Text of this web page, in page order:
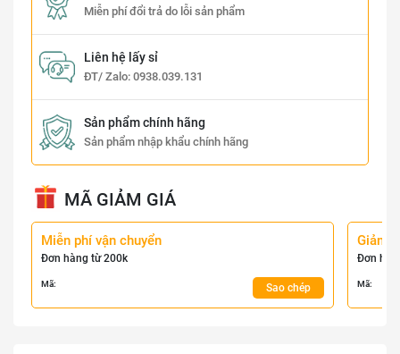
Miễn phí đổi trả do lỗi sản phẩm
Liên hệ lấy sỉ
ĐT/ Zalo: 0938.039.131
Sản phẩm chính hãng
Sản phẩm nhập khẩu chính hãng
MÃ GIẢM GIÁ
Miễn phí vận chuyển
Đơn hàng từ 200k
Mã: Sao chép
Giảm
Đơn
Mã: